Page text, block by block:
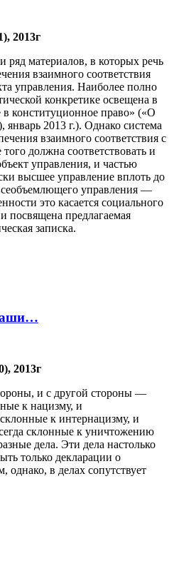
2013г
материалов, в которых речь
взаимного соответствия
управления. Наиболее полно
конкретике освещена в
конституционное право» («О
2013 г.). Однако система
взаимного соответствия с
должна соответствовать и
управления, и частью
высшее управление вплоть до
управления —
это касается социального
посвящена предлагаемая
записка.
2013г
и с другой стороны —
к нацизму, и
к интернацизму, и
склонные к уничтожению
дела. Эти дела настолько
только декларации о
однако, в делах сопутствует